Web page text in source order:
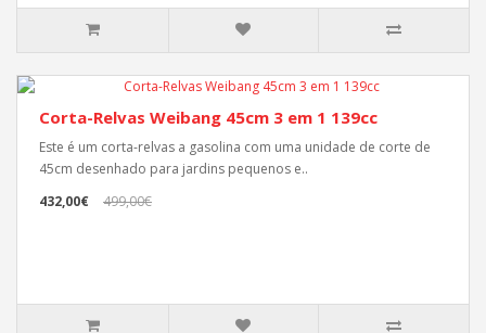
Corta-Relvas Weibang 45cm 3 em 1 139cc
Este é um corta-relvas a gasolina com uma unidade de corte de
45cm desenhado para jardins pequenos e..
432,00€
499,00€